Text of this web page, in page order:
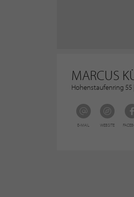
MARCUS
Hohenstaufenring 55
E-MAIL WEBSITE